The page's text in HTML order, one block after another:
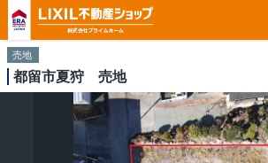
売地
都留市夏狩 売地